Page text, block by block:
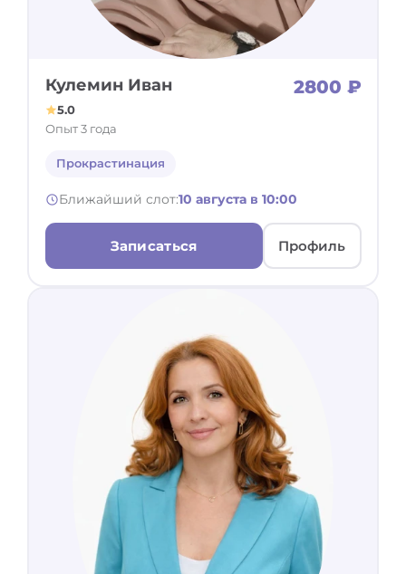
Кулемин Иван 2800 ₽
5.0
Опыт 3 года
Прокрастинация
Ближайший слот:10 августа в 10:00
Записаться Профиль